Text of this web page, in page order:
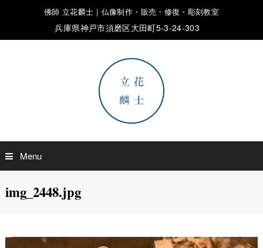
佛師 立花麟士｜仏像制作・販売・修復・彫刻教室
兵庫県神戸市須磨区大田町5-3-24-303
Menu
img_2448.jpg